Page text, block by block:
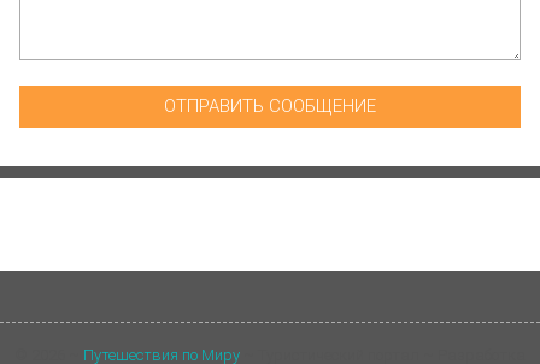
Путешествия по Миру